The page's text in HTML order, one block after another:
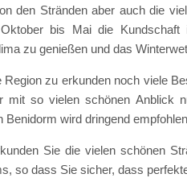
den Stränden aber auch die
bis Mai die
zu genießen und das
zu erkunden noch viele
mit so vielen schönen Anblick
wird dringend
Sie die vielen schönen
so dass Sie sicher, dass